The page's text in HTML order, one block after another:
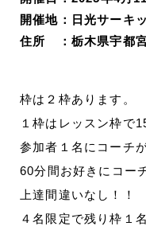
開催地：日光サーキ
住所 ：栃木県宇都
枠は２枠あります。
１枠はレッスン枠で
参加者１名にコーチ
60分間お好きにコー
上達間違いなし！！
４名限定で残り枠１